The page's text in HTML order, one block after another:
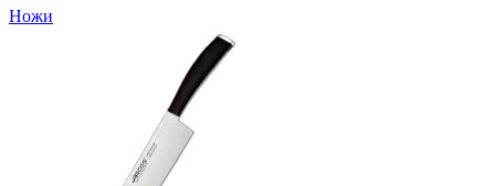
Ножи